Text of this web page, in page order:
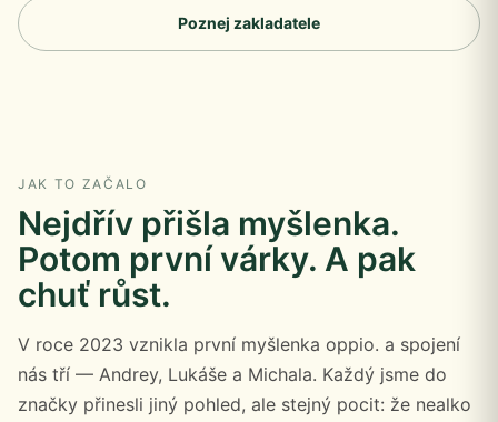
Poznej zakladatele
JAK TO ZAČALO
Nejdřív přišla myšlenka.
Potom první várky. A pak
chuť růst.
V roce 2023 vznikla první myšlenka oppio. a spojení
nás tří — Andrey, Lukáše a Michala. Každý jsme do
značky přinesli jiný pohled, ale stejný pocit: že nealko